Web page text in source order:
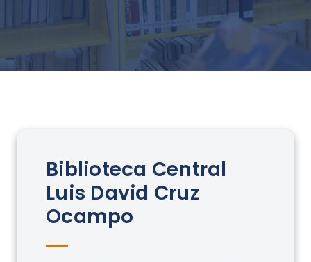
Biblioteca Central
Luis David Cruz
Ocampo